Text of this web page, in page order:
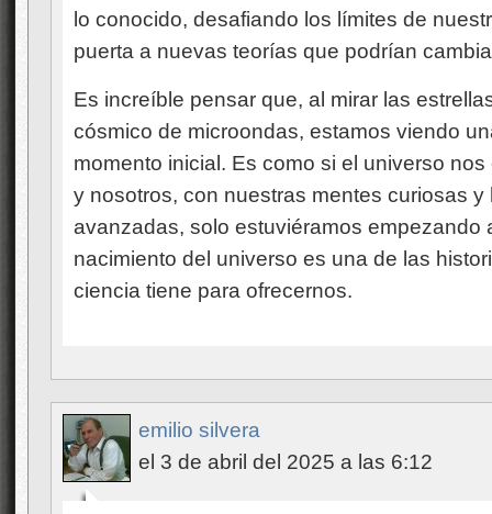
lo conocido, desafiando los límites de
puerta a nuevas teorías que podrían
Es increíble pensar que, al mirar las
cósmico de microondas, estamos viendo
momento inicial. Es como si el universo
y nosotros, con nuestras mentes curiosas
avanzadas, solo estuviéramos empezando
nacimiento del universo es una de las
ciencia tiene para ofrecernos.
emilio silvera
el 3 de abril del 2025 a las 6:12